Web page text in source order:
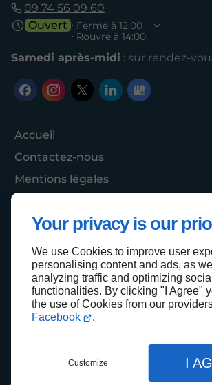
Your privacy is our
We use Cookies to improve user
personalising content and ads, as
analyzing traffic and optimizing
functionalities. By clicking "I Agree"
the use of Cookies from our
Facebook
.
Customize I
09 74 56 09 60
Ouvert ⋅ Ferme à 12:00
⋅ Rouvre à 14:00
Samedi après-midi : sur rendez-
Accueil
Contactez-nous
Mentions légales
Haut de page